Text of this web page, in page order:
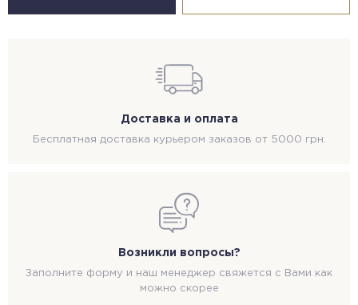
Доставка и оплата
Бесплатная доставка курьером заказов от 5000 грн.
Возникли вопросы?
Заполните форму и наш менеджер свяжется с Вами как
можно скорее